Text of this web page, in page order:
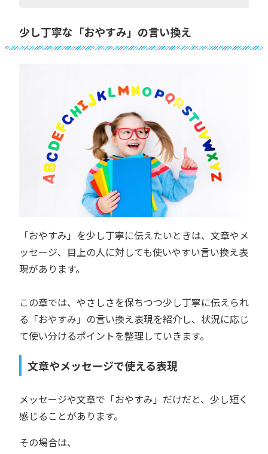
少し丁寧な「おやすみ」の言い換え
「おやすみ」を少し丁寧に伝えたいときは、文章やメ
ッセージ、目上の人に対しても使いやすい言い換え表
現があります。
この章では、やさしさを保ちつつ少し丁寧に伝えられ
る「おやすみ」の言い換え表現を紹介し、状況に応じ
て使い分けるポイントを整理していきます。
文章やメッセージで使える表現
メッセージや文章で「おやすみ」だけだと、少し短く
感じることがあります。
その場合は、